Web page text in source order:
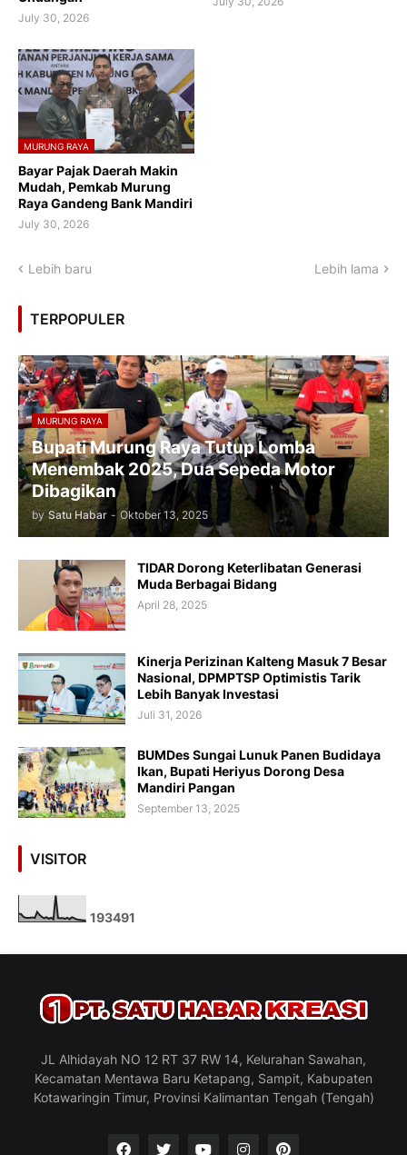
July 30, 2026
MURUNG RAYA
Bayar Pajak Daerah Makin
Mudah, Pemkab Murung
Raya Gandeng Bank Mandiri
July 30, 2026
Lebih baru Lebih lama
TERPOPULER
MURUNG RAYA
Bupati Murung Raya Tutup Lomba
Menembak 2025, Dua Sepeda Motor
Dibagikan
by Satu Habar - Oktober 13, 2025
TIDAR Dorong Keterlibatan Generasi
Muda Berbagai Bidang
April 28, 2025
Kinerja Perizinan Kalteng Masuk 7 Besar
Nasional, DPMPTSP Optimistis Tarik
Lebih Banyak Investasi
Juli 31, 2026
BUMDes Sungai Lunuk Panen Budidaya
Ikan, Bupati Heriyus Dorong Desa
Mandiri Pangan
September 13, 2025
VISITOR
193491
JL Alhidayah NO 12 RT 37 RW 14, Kelurahan Sawahan,
Kecamatan Mentawa Baru Ketapang, Sampit, Kabupaten
Kotawaringin Timur, Provinsi Kalimantan Tengah (Tengah)